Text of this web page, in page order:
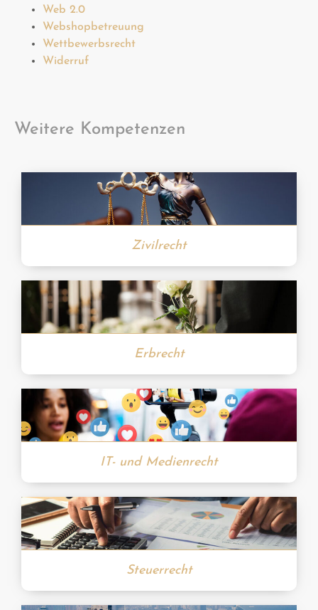
Web 2.0
Webshopbetreuung
Wettbewerbsrecht
Widerruf
Weitere Kompetenzen
Zivilrecht
Erbrecht
IT- und Medienrecht
Steuerrecht